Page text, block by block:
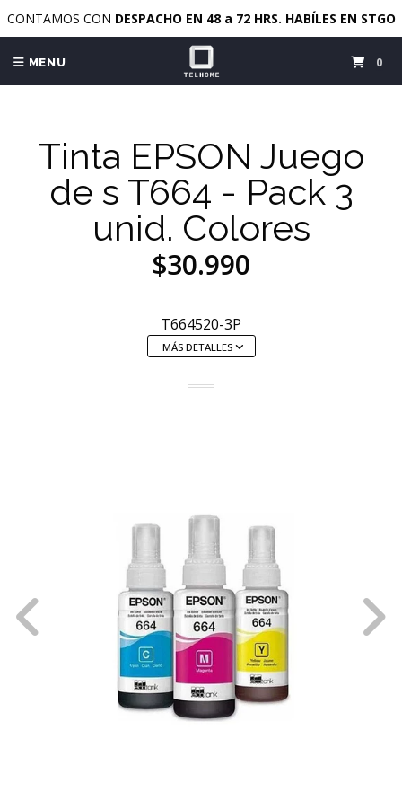
CONTAMOS CON DESPACHO EN 48 a 72 HRS. HABÍLES EN STGO
MENU 0
Tinta EPSON Juego
de s T664 - Pack 3
unid. Colores
$30.990
T664520-3P
MÁS DETALLES